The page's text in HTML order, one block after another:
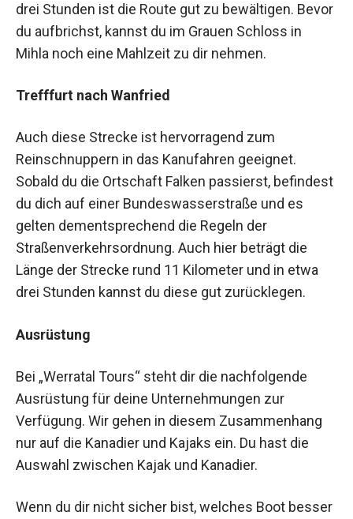
drei Stunden ist die Route gut zu bewältigen. Bevor
du aufbrichst, kannst du im Grauen Schloss in
Mihla noch eine Mahlzeit zu dir nehmen.
Trefffurt nach Wanfried
Auch diese Strecke ist hervorragend zum
Reinschnuppern in das Kanufahren geeignet.
Sobald du die Ortschaft Falken passierst, befindest
du dich auf einer Bundeswasserstraße und es
gelten dementsprechend die Regeln der
Straßenverkehrsordnung. Auch hier beträgt die
Länge der Strecke rund 11 Kilometer und in etwa
drei Stunden kannst du diese gut zurücklegen.
Ausrüstung
Bei „Werratal Tours“ steht dir die nachfolgende
Ausrüstung für deine Unternehmungen zur
Verfügung. Wir gehen in diesem Zusammenhang
nur auf die Kanadier und Kajaks ein. Du hast die
Auswahl zwischen Kajak und Kanadier.
Wenn du dir nicht sicher bist, welches Boot besser